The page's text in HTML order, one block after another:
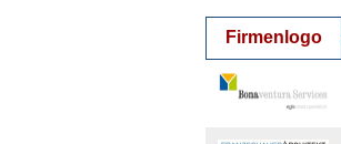
Firmenlogo